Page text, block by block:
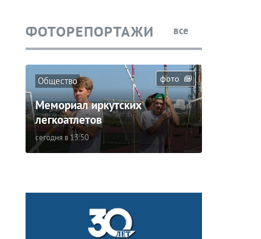
ФОТОРЕПОРТАЖИ все
фото
Общество
Мемориал иркутских
легкоатлетов
сегодня в 13:50